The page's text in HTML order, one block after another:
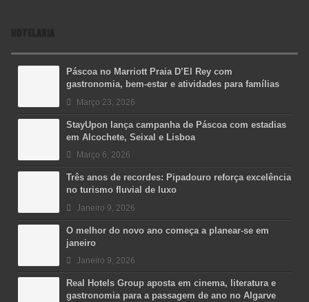
HOTELARIA
Páscoa no Marriott Praia D’El Rey com
gastronomia, bem-estar e atividades para famílias
Março 23, 2026
StayUpon lança campanha de Páscoa com estadias
em Alcochete, Seixal e Lisboa
Março 6, 2026
Três anos de recordes: Pipadouro reforça excelência
no turismo fluvial de luxo
Janeiro 9, 2026
O melhor do novo ano começa a planear-se em
janeiro
Janeiro 9, 2026
Real Hotels Group aposta em cinema, literatura e
gastronomia para a passagem de ano no Algarve